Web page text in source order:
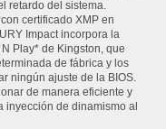
retardo del sistema.
certificado XMP en
Impact incorpora la
Play* de Kingston, que
de fábrica y los
ningún ajuste de la BIOS.
de manera eficiente y
inyección de dinamismo al